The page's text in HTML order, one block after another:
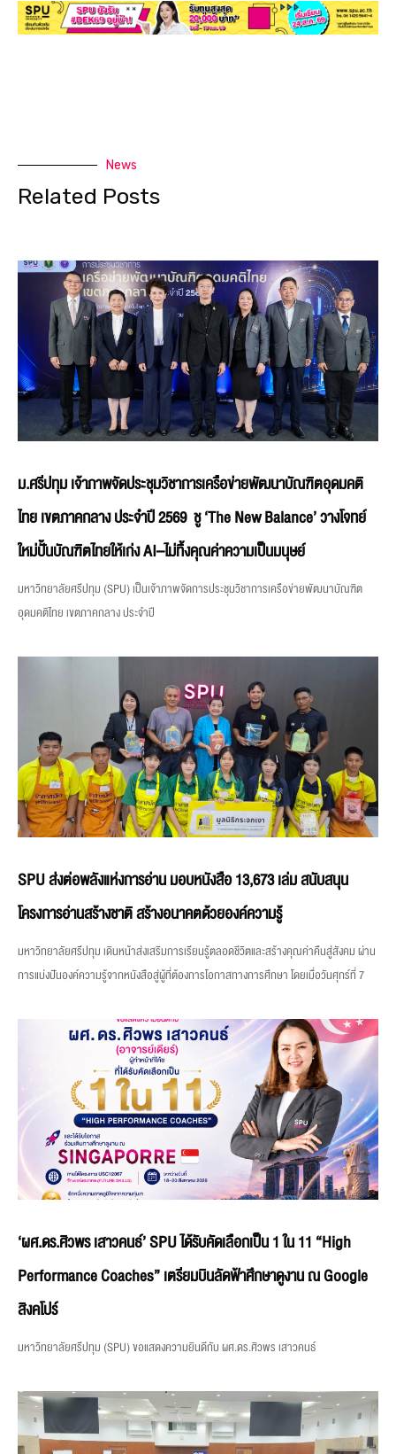
News
Related Posts
ม.ศรีปทุม เจ้าภาพจัดประชุมวิชาการเครือข่ายพัฒนาบัณฑิตอุดมคติ
ไทย เขตภาคกลาง ประจำปี 2569 ชู ‘The New Balance’ วางโจทย์
ใหม่ปั้นบัณฑิตไทยให้เก่ง AI–ไม่ทิ้งคุณค่าความเป็นมนุษย์
มหาวิทยาลัยศรีปทุม (SPU) เป็นเจ้าภาพจัดการประชุมวิชาการเครือข่ายพัฒนาบัณฑิต
อุดมคติไทย เขตภาคกลาง ประจำปี
SPU ส่งต่อพลังแห่งการอ่าน มอบหนังสือ 13,673 เล่ม สนับสนุน
โครงการอ่านสร้างชาติ สร้างอนาคตด้วยองค์ความรู้
มหาวิทยาลัยศรีปทุม เดินหน้าส่งเสริมการเรียนรู้ตลอดชีวิตและสร้างคุณค่าคืนสู่สังคม ผ่าน
การแบ่งปันองค์ความรู้จากหนังสือสู่ผู้ที่ต้องการโอกาสทางการศึกษา โดยเมื่อวันศุกร์ที่ 7
‘ผศ.ดร.ศิวพร เสาวคนธ์’ SPU ได้รับคัดเลือกเป็น 1 ใน 11 “High
Performance Coaches” เตรียมบินลัดฟ้าศึกษาดูงาน ณ Google
สิงคโปร์
มหาวิทยาลัยศรีปทุม (SPU) ขอแสดงความยินดีกับ ผศ.ดร.ศิวพร เสาวคนธ์